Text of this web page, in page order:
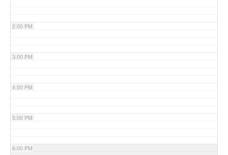
2:00 PM
3:00 PM
4:00 PM
5:00 PM
6:00 PM